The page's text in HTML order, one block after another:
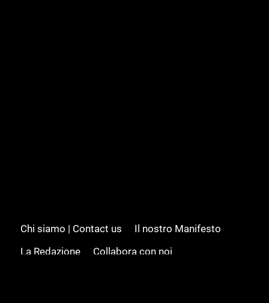
Chi siamo | Contact us
Il nostro Manifesto
La Redazione
Collabora con noi